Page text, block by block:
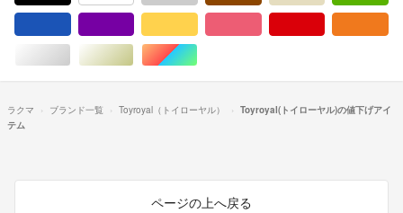
シルバー/銀色系ゴールド/金色系マルチカラー
ラクマ ブランド一覧 Toyroyal（トイローヤル）
Toyroyal(トイローヤル)の値下げアイ
テム
ページの上へ戻る